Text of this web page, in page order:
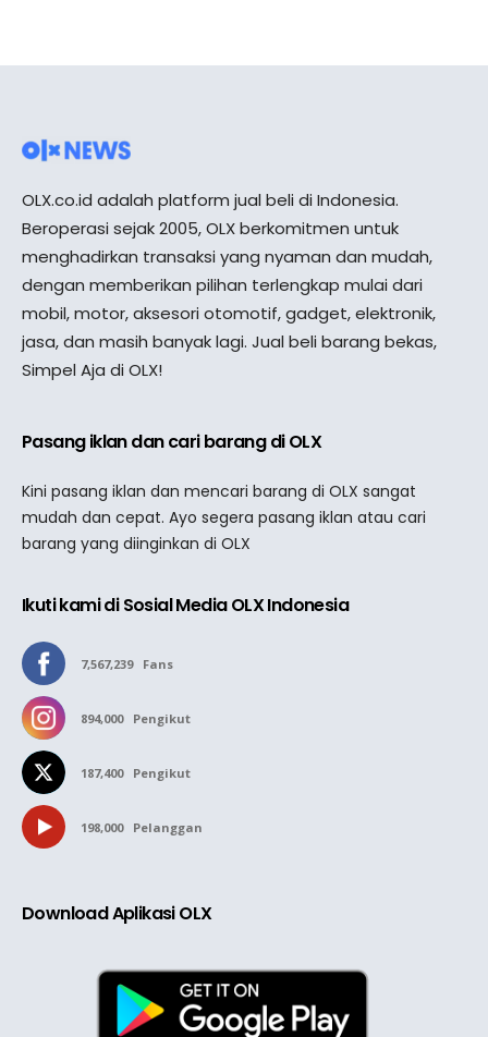
OLX.co.id adalah platform jual beli di Indonesia.
Beroperasi sejak 2005, OLX berkomitmen untuk
menghadirkan transaksi yang nyaman dan mudah,
dengan memberikan pilihan terlengkap mulai dari
mobil, motor, aksesori otomotif, gadget, elektronik,
jasa, dan masih banyak lagi. Jual beli barang bekas,
Simpel Aja di OLX!
Pasang iklan dan cari barang di OLX
Kini pasang iklan dan mencari barang di OLX sangat
mudah dan cepat. Ayo segera pasang iklan atau cari
barang yang diinginkan di OLX
Ikuti kami di Sosial Media OLX Indonesia
7,567,239 Fans
894,000 Pengikut
187,400 Pengikut
198,000 Pelanggan
Download Aplikasi OLX